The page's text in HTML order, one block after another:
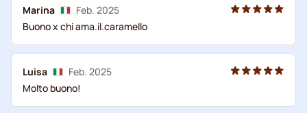
Marina
Feb. 2025
Buono x chi ama.il.caramello
Luisa
Feb. 2025
Molto buono!